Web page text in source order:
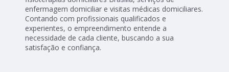
enfermagem domiciliar e visitas médicas domiciliares.
Contando com profissionais qualificados e
experientes, o empreendimento entende a
necessidade de cada cliente, buscando a sua
satisfação e confiança.